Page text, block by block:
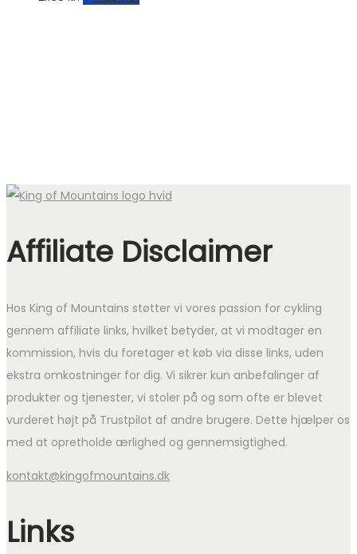
Affiliate Disclaimer
Hos King of Mountains støtter vi vores passion for cykling
gennem affiliate links, hvilket betyder, at vi modtager en
kommission, hvis du foretager et køb via disse links, uden
ekstra omkostninger for dig. Vi sikrer kun anbefalinger af
produkter og tjenester, vi stoler på og som ofte er blevet
vurderet højt på Trustpilot af andre brugere. Dette hjælper os
med at opretholde ærlighed og gennemsigtighed.
kontakt@kingofmountains.dk
Links